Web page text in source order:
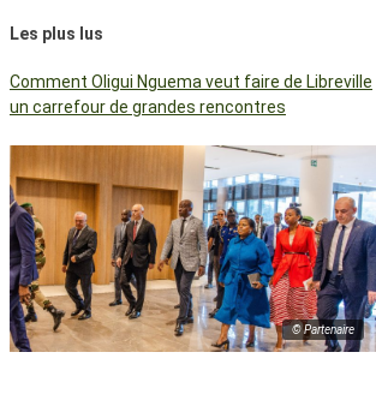
Les plus lus
Comment Oligui Nguema veut faire de Libreville
un carrefour de grandes rencontres
© Partenaire